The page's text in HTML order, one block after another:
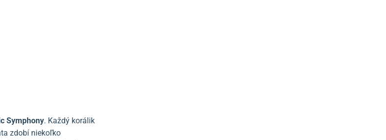
Symphony. Každý korálik
zdobí niekoľko